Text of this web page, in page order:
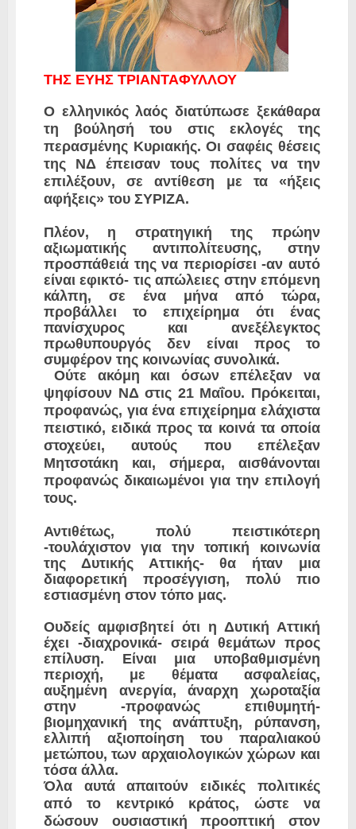
TΗΣ ΕΥΗΣ ΤΡΙΑΝΤΑΦΥΛΛΟΥ
Ο ελληνικός λαός διατύπωσε ξεκάθαρα
τη βούλησή του στις εκλογές της
περασμένης Κυριακής. Οι σαφέις θέσεις
της ΝΔ έπεισαν τους πολίτες να την
επιλέξουν, σε αντίθεση με τα «ήξεις
αφήξεις» του ΣΥΡΙΖΑ.
Πλέον, η στρατηγική της πρώην
αξιωματικής αντιπολίτευσης, στην
προσπάθειά της να περιορίσει -αν αυτό
είναι εφικτό- τις απώλειες στην επόμενη
κάλπη, σε ένα μήνα από τώρα,
προβάλλει το επιχείρημα ότι ένας
πανίσχυρος και ανεξέλεγκτος
πρωθυπουργός δεν είναι προς το
συμφέρον της κοινωνίας συνολικά.
Ούτε ακόμη και όσων επέλεξαν να
ψηφίσουν ΝΔ στις 21 Μαΐου. Πρόκειται,
προφανώς, για ένα επιχείρημα ελάχιστα
πειστικό, ειδικά προς τα κοινά τα οποία
στοχεύει, αυτούς που επέλεξαν
Μητσοτάκη και, σήμερα, αισθάνονται
προφανώς δικαιωμένοι για την επιλογή
τους.
Αντιθέτως, πολύ πειστικότερη
-τουλάχιστον για την τοπική κοινωνία
της Δυτικής Αττικής- θα ήταν μια
διαφορετική προσέγγιση, πολύ πιο
εστιασμένη στον τόπο μας.
Ουδείς αμφισβητεί ότι η Δυτική Αττική
έχει -διαχρονικά- σειρά θεμάτων προς
επίλυση. Είναι μια υποβαθμισμένη
περιοχή, με θέματα ασφαλείας,
αυξημένη ανεργία, άναρχη χωροταξία
στην -προφανώς επιθυμητή-
βιομηχανική της ανάπτυξη, ρύπανση,
ελλιπή αξιοποίηση του παραλιακού
μετώπου, των αρχαιολογικών χώρων και
τόσα άλλα.
Όλα αυτά απαιτούν ειδικές πολιτικές
από το κεντρικό κράτος, ώστε να
δώσουν ουσιαστική προοπτική στον